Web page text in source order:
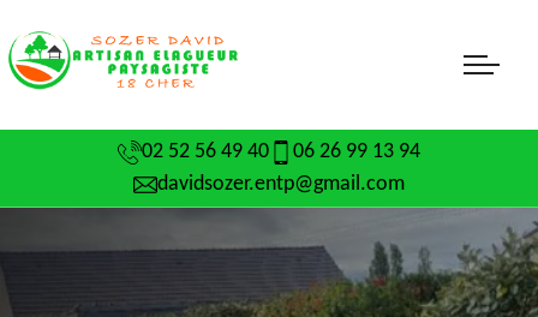
02 52 56 49 40
06 26 99 13 94
davidsozer.entp@gmail.com